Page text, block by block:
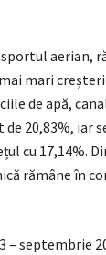
aerian,
mari creșteri
de apă,
20,83%, iar
cu 17,14%.
rămâne în
– septembrie